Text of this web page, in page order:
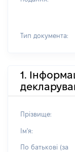
Тип документа:
1.
Прізвище:
Ім'я:
По батькові (за